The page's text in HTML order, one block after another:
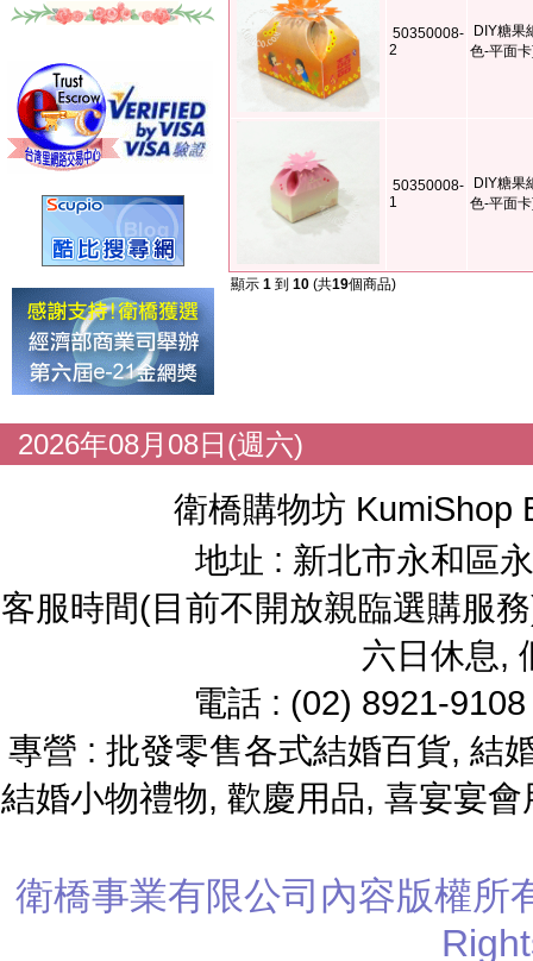
50350008-
2
DIY糖果
色-平面
50350008-
1
DIY糖果
色-平面
顯示 1 到 10 (共19個商品)
2026年08月08日(週六)
衛橋購物坊 KumiShop
地址 : 新北市永和區
客服時間(目前不開放親臨選購服
六日休息,
電話 : (02) 8921-
專營 : 批發零售各式結婚百貨, 結
結婚小物禮物, 歡慶用品, 喜宴宴
衛橋事業有限公司 內容版權所